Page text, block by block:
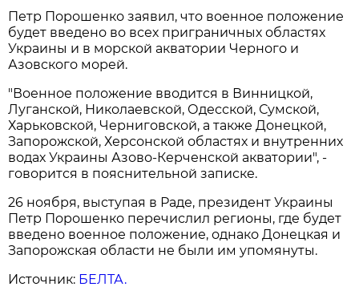
Петр Порошенко заявил, что военное положение
будет введено во всех приграничных областях
Украины и в морской акватории Черного и
Азовского морей.
"Военное положение вводится в Винницкой,
Луганской, Николаевской, Одесской, Сумской,
Харьковской, Черниговской, а также Донецкой,
Запорожской, Херсонской областях и внутренних
водах Украины Азово-Керченской акватории", -
говорится в пояснительной записке.
26 ноября, выступая в Раде, президент Украины
Петр Порошенко перечислил регионы, где будет
введено военное положение, однако Донецкая и
Запорожская области не были им упомянуты.
Источник: БЕЛТА.